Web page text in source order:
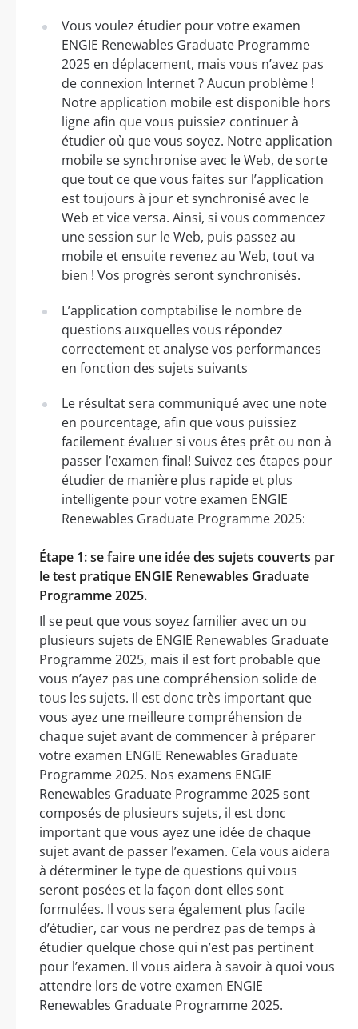
Vous voulez étudier pour votre examen
ENGIE Renewables Graduate Programme
2025 en déplacement, mais vous n’avez pas
de connexion Internet ? Aucun problème !
Notre application mobile est disponible hors
ligne afin que vous puissiez continuer à
étudier où que vous soyez. Notre application
mobile se synchronise avec le Web, de sorte
que tout ce que vous faites sur l’application
est toujours à jour et synchronisé avec le
Web et vice versa. Ainsi, si vous commencez
une session sur le Web, puis passez au
mobile et ensuite revenez au Web, tout va
bien ! Vos progrès seront synchronisés.
L’application comptabilise le nombre de
questions auxquelles vous répondez
correctement et analyse vos performances
en fonction des sujets suivants
Le résultat sera communiqué avec une note
en pourcentage, afin que vous puissiez
facilement évaluer si vous êtes prêt ou non à
passer l’examen final! Suivez ces étapes pour
étudier de manière plus rapide et plus
intelligente pour votre examen ENGIE
Renewables Graduate Programme 2025:
Étape 1: se faire une idée des sujets couverts par
le test pratique ENGIE Renewables Graduate
Programme 2025.
Il se peut que vous soyez familier avec un ou
plusieurs sujets de ENGIE Renewables Graduate
Programme 2025, mais il est fort probable que
vous n’ayez pas une compréhension solide de
tous les sujets. Il est donc très important que
vous ayez une meilleure compréhension de
chaque sujet avant de commencer à préparer
votre examen ENGIE Renewables Graduate
Programme 2025. Nos examens ENGIE
Renewables Graduate Programme 2025 sont
composés de plusieurs sujets, il est donc
important que vous ayez une idée de chaque
sujet avant de passer l’examen. Cela vous aidera
à déterminer le type de questions qui vous
seront posées et la façon dont elles sont
formulées. Il vous sera également plus facile
d’étudier, car vous ne perdrez pas de temps à
étudier quelque chose qui n’est pas pertinent
pour l’examen. Il vous aidera à savoir à quoi vous
attendre lors de votre examen ENGIE
Renewables Graduate Programme 2025.